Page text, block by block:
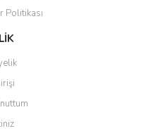
Politikası